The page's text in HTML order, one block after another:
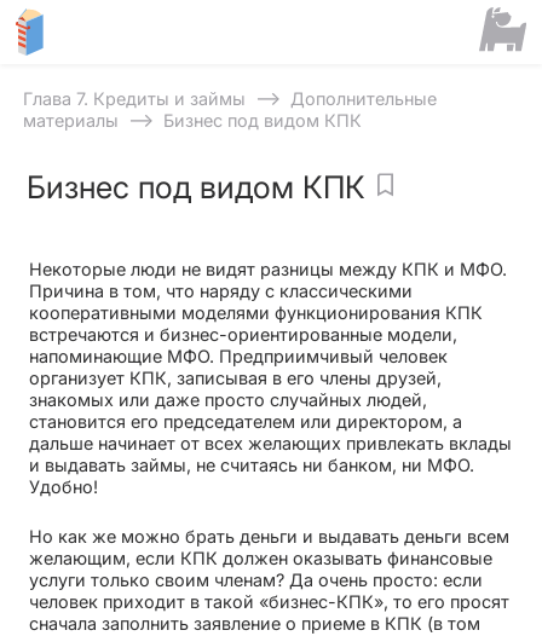
Глава 7. Кредиты и займы ⟶ Дополнительные
материалы
⟶ Бизнес под видом КПК
Бизнес под видом КПК
Некоторые люди не видят разницы между КПК и МФО.
Причина в том, что наряду с классическими
кооперативными моделями функционирования КПК
встречаются и бизнес-ориентированные модели,
напоминающие МФО. Предприимчивый человек
организует КПК, записывая в его члены друзей,
знакомых или даже просто случайных людей,
становится его председателем или директором, а
дальше начинает от всех желающих привлекать вклады
и выдавать займы, не считаясь ни банком, ни МФО.
Удобно!
Но как же можно брать деньги и выдавать деньги всем
желающим, если КПК должен оказывать финансовые
услуги только своим членам? Да очень просто: если
человек приходит в такой «бизнес-КПК», то его просят
сначала заполнить заявление о приеме в КПК (в том